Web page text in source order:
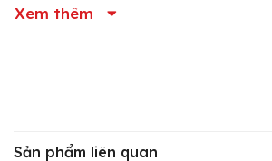
Xem thêm
– Chỉ tiêu chất lượng chủ yếu: H/l
Sản phẩm liên quan